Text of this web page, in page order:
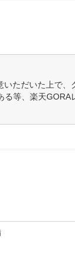
いただいた上で、
等、楽天